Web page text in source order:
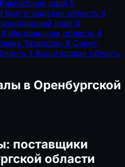
Камчатский край 5
Волгоградская область 4
край 4
4 Магаданская область 4
Татарстан 4 Санкт-
4 Вологодская область
в Оренбургской
поставщики
области